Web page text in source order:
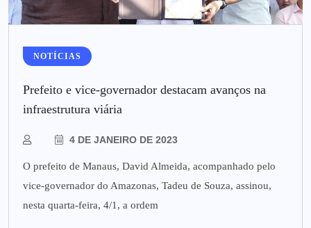
NOTÍCIAS
Prefeito e vice-governador destacam avanços na
infraestrutura viária
4 DE JANEIRO DE 2023
O prefeito de Manaus, David Almeida, acompanhado pelo
vice-governador do Amazonas, Tadeu de Souza, assinou,
nesta quarta-feira, 4/1, a ordem